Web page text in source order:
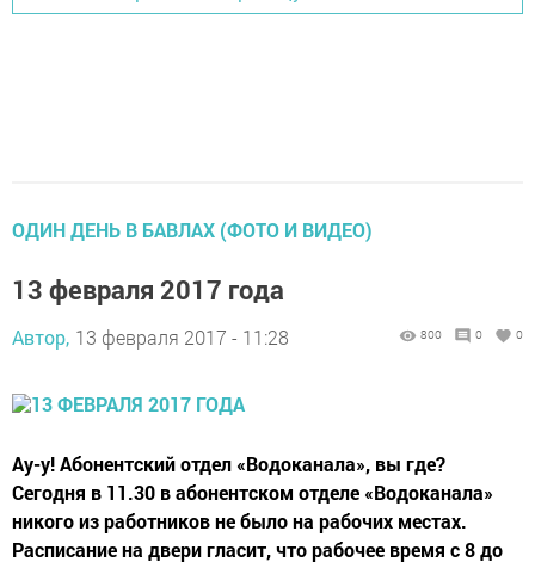
ОДИН ДЕНЬ В БАВЛАХ (ФОТО И ВИДЕО)
13 февраля 2017 года
Автор, 13 февраля 2017 - 11:28 800 0 0
Ау-у! Абонентский отдел «Водоканала», вы где?
Сегодня в 11.30 в абонентском отделе «Водоканала»
никого из работников не было на рабочих местах.
Расписание на двери гласит, что рабочее время с 8 до